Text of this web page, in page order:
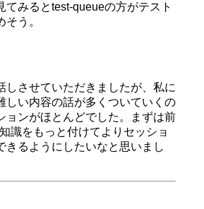
てみるとtest-queueの方がテスト
う。
しさせていただきましたが、私に
しい内容の話が多くついていくの
ョンがほとんどでした。まずは前
識をもっと付けてよりセッショ
きるようにしたいなと思いまし